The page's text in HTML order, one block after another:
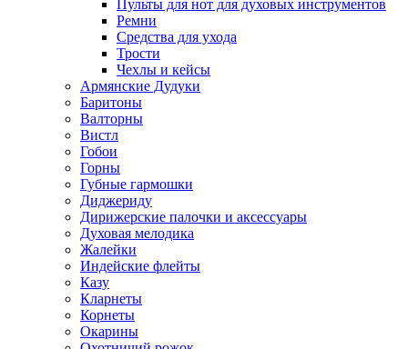
Пульты для нот для духовых инструментов
Ремни
Средства для ухода
Трости
Чехлы и кейсы
Армянские Дудуки
Баритоны
Валторны
Вистл
Гобои
Горны
Губные гармошки
Диджериду
Дирижерские палочки и аксессуары
Духовая мелодика
Жалейки
Индейские флейты
Казу
Кларнеты
Корнеты
Окарины